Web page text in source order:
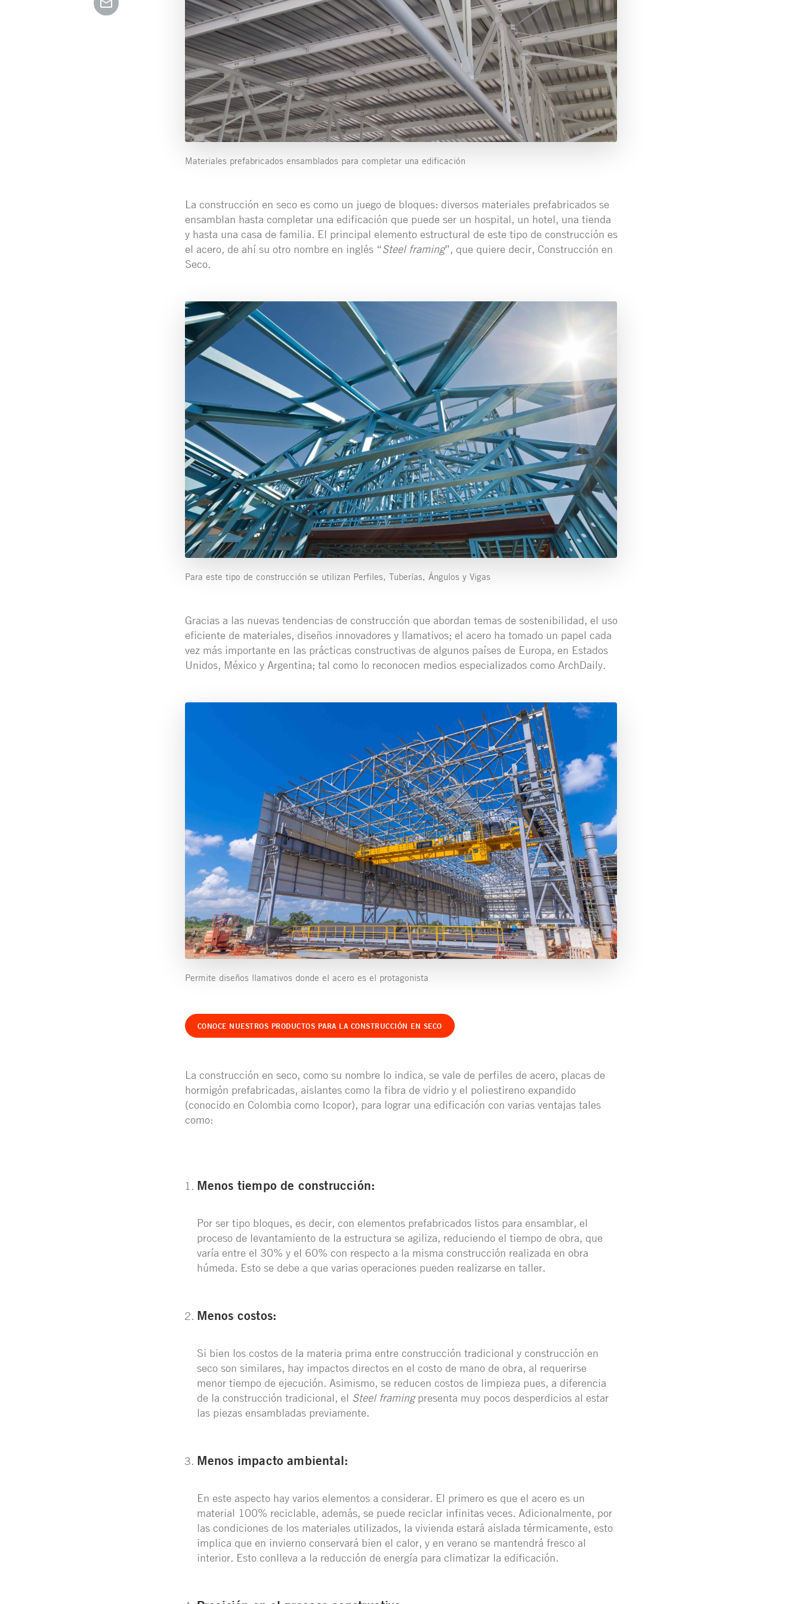
Materiales prefabricados ensamblados para completar una edificación
La construcción en seco es como un juego de bloques: diversos materiales prefabricados se
ensamblan hasta completar una edificación que puede ser un hospital, un hotel, una tienda
y hasta una casa de familia. El principal elemento estructural de este tipo de construcción es
el acero, de ahí su otro nombre en inglés “Steel framing”, que quiere decir, Construcción en
Seco.
Para este tipo de construcción se utilizan Perfiles, Tuberías, Ángulos y Vigas
Gracias a las nuevas tendencias de construcción que abordan temas de sostenibilidad, el uso
eficiente de materiales, diseños innovadores y llamativos; el acero ha tomado un papel cada
vez más importante en las prácticas constructivas de algunos países de Europa, en Estados
Unidos, México y Argentina; tal como lo reconocen medios especializados como ArchDaily.
Permite diseños llamativos donde el acero es el protagonista
CONOCE NUESTROS PRODUCTOS PARA LA CONSTRUCCIÓN EN SECO
La construcción en seco, como su nombre lo indica, se vale de perfiles de acero, placas de
hormigón prefabricadas, aislantes como la fibra de vidrio y el poliestireno expandido
(conocido en Colombia como Icopor), para lograr una edificación con varias ventajas tales
como:
Menos tiempo de construcción:
Por ser tipo bloques, es decir, con elementos prefabricados listos para ensamblar, el
proceso de levantamiento de la estructura se agiliza, reduciendo el tiempo de obra, que
varía entre el 30% y el 60% con respecto a la misma construcción realizada en obra
húmeda. Esto se debe a que varias operaciones pueden realizarse en taller.
Menos costos:
Si bien los costos de la materia prima entre construcción tradicional y construcción en
seco son similares, hay impactos directos en el costo de mano de obra, al requerirse
menor tiempo de ejecución. Asimismo, se reducen costos de limpieza pues, a diferencia
de la construcción tradicional, el Steel framingpresenta muy pocos desperdicios al estar
las piezas ensambladas previamente.
Menos impacto ambiental:
En este aspecto hay varios elementos a considerar. El primero es que el acero es un
material 100% reciclable, además, se puede reciclar infinitas veces. Adicionalmente, por
las condiciones de los materiales utilizados, la vivienda estará aislada térmicamente, esto
implica que en invierno conservará bien el calor, y en verano se mantendrá fresco al
interior. Esto conlleva a la reducción de energía para climatizar la edificación.